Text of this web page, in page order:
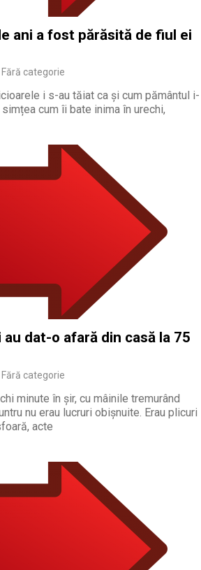
ani a fost părăsită de fiul ei
Fără categorie
i s-au tăiat ca și cum pământul i-
cum îi bate inima în urechi,
dat-o afară din casă la 75
Fără categorie
minute în șir, cu mâinile tremurând
nu erau lucruri obișnuite. Erau plicuri
acte